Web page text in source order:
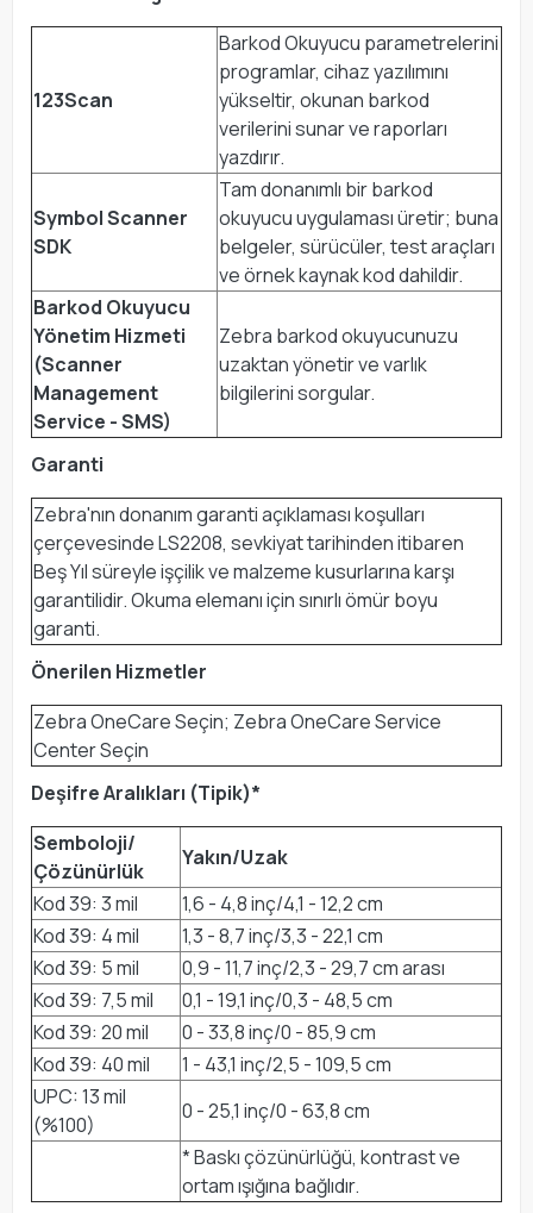
123Scan
Barkod Okuyucu parametrelerini
programlar, cihaz yazılımını
yükseltir, okunan barkod
verilerini sunar ve raporları
yazdırır.
Symbol Scanner
SDK
Tam donanımlı bir barkod
okuyucu uygulaması üretir; buna
belgeler, sürücüler, test araçları
ve örnek kaynak kod dahildir.
Barkod Okuyucu
Yönetim Hizmeti
(Scanner
Management
Service - SMS)
Zebra barkod okuyucunuzu
uzaktan yönetir ve varlık
bilgilerini sorgular.
Garanti
Zebra'nın donanım garanti açıklaması koşulları
çerçevesinde LS2208, sevkiyat tarihinden itibaren
Beş Yıl süreyle işçilik ve malzeme kusurlarına karşı
garantilidir. Okuma elemanı için sınırlı ömür boyu
garanti.
Önerilen Hizmetler
ZebraOneCareSeçin; ZebraOneCareService
Center Seçin
Deşifre Aralıkları (Tipik)*
Semboloji/
Çözünürlük
Yakın/Uzak
Kod 39: 3 mil
1,6 - 4,8 inç/4,1 - 12,2 cm
Kod 39: 4 mil
1,3 - 8,7 inç/3,3 - 22,1 cm
Kod 39: 5 mil
0,9 - 11,7 inç/2,3 - 29,7 cm arası
Kod 39: 7,5 mil
0,1 - 19,1 inç/0,3 - 48,5 cm
Kod 39: 20 mil
0 - 33,8 inç/0 - 85,9 cm
Kod 39: 40 mil
1 - 43,1 inç/2,5 - 109,5 cm
UPC: 13 mil
(%100)
0 - 25,1 inç/0 - 63,8 cm
* Baskı çözünürlüğü, kontrast ve
ortam ışığına bağlıdır.